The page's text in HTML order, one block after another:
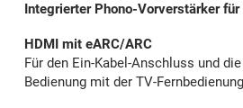
Integrierter Phono-Vorverstärker für
HDMI mit eARC/ARC
Für den Ein-Kabel-Anschluss und
Bedienung mit der TV-